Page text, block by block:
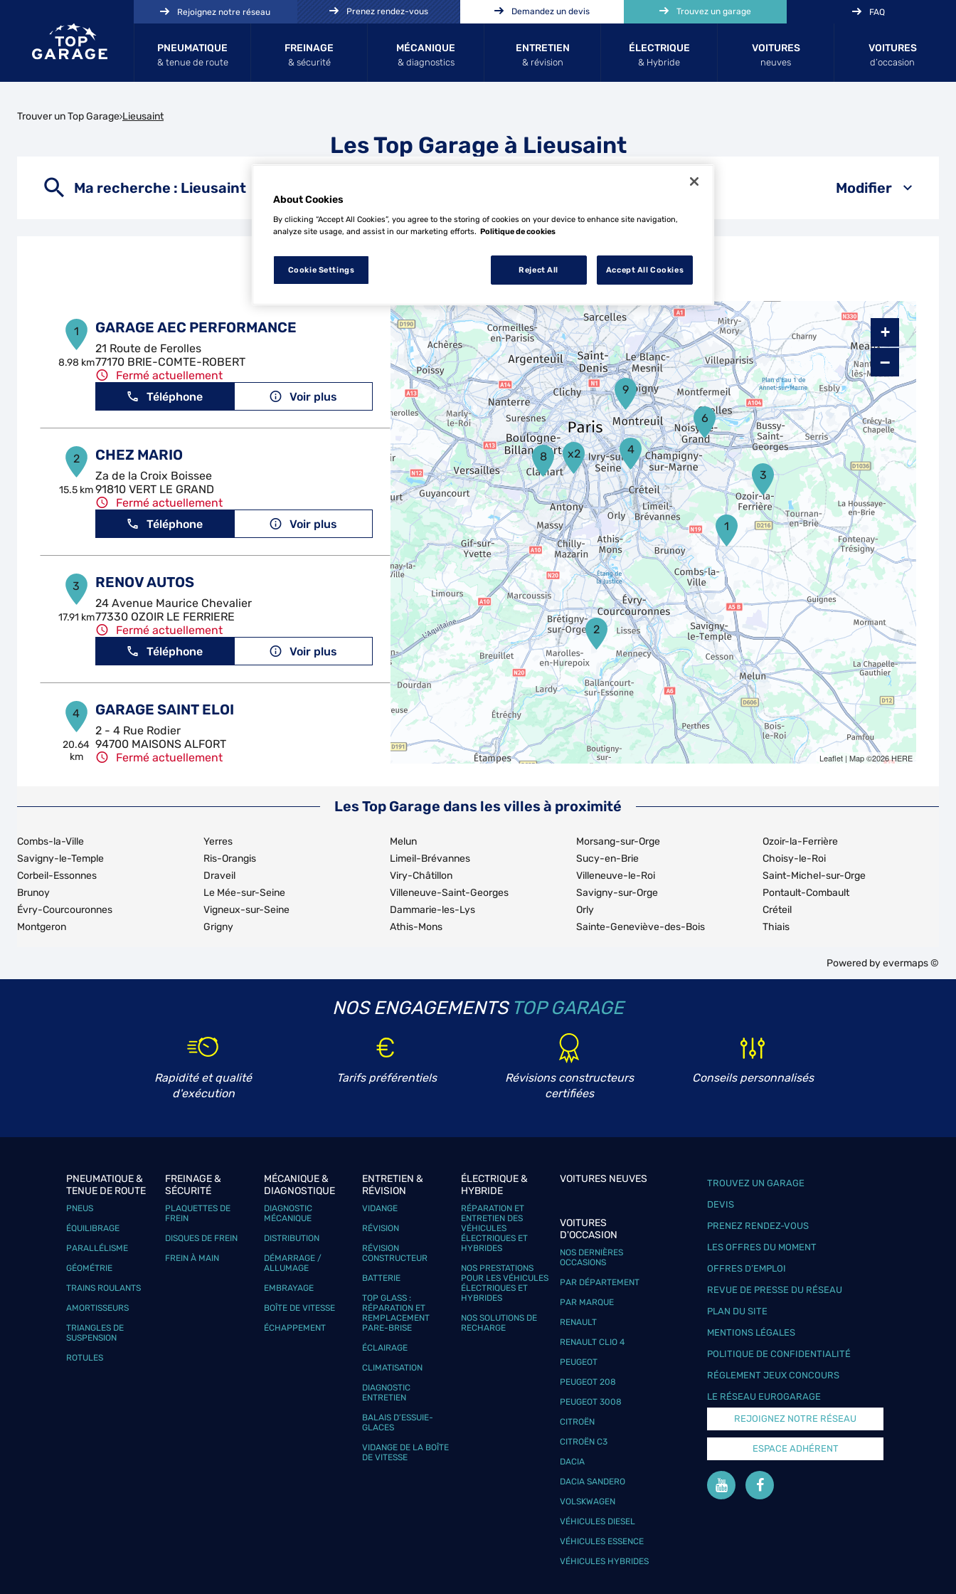
PNEUMATIQUE
& tenue de route
FREINAGE
& sécurité
MÉCANIQUE
& diagnostics
ENTRETIEN
& révision
ÉLECTRIQUE
& Hybride
VOITURES
neuves
VOITURES
d’occasion
Rejoignez notre réseau Prenez rendez-vous Demandez un devis Trouvez un garage FAQ
Trouver un Top Garage Lieusaint
Les Top Garage à Lieusaint
Ma recherche : Lieusaint Modifier
9 Top Garage à Lieusaint
1
8.98 km
GARAGE AEC PERFORMANCE
21 Route de Ferolles
77170 BRIE-COMTE-ROBERT
Fermé actuellement
Téléphone
Voir plus
2
15.5 km
CHEZ MARIO
Za de la Croix Boissee
91810 VERT LE GRAND
Fermé actuellement
Téléphone
Voir plus
3
17.91 km
RENOV AUTOS
24 Avenue Maurice Chevalier
77330 OZOIR LE FERRIERE
Fermé actuellement
Téléphone
Voir plus
4
20.64
km
GARAGE SAINT ELOI
2 - 4 Rue Rodier
94700 MAISONS ALFORT
Fermé actuellement
5
22.86
66 rue Gabriel Peri
94240 L'HAY LES ROSES
km
GARAGE AUTO PINTO SAINT JEAN
Fermé actuellement
8
27.74
km
89 B Rue Porte de Trivaux
92140 CLAMART
Voir plus
GARAGE DE BAGNOLET
2
9
8
6
4
x2
3
1
+
−
Leaflet| Map ©2026HERE
Les Top Garage dans les villes à proximité
Combs-la-Ville
Savigny-le-Temple
Corbeil-Essonnes
Brunoy
Évry-Courcouronnes
Montgeron
Yerres
Ris-Orangis
Draveil
Le Mée-sur-Seine
Vigneux-sur-Seine
Grigny
Melun
Limeil-Brévannes
Viry-Châtillon
Villeneuve-Saint-Georges
Dammarie-les-Lys
Athis-Mons
Morsang-sur-Orge
Sucy-en-Brie
Villeneuve-le-Roi
Savigny-sur-Orge
Orly
Sainte-Geneviève-des-Bois
Ozoir-la-Ferrière
Choisy-le-Roi
Saint-Michel-sur-Orge
Pontault-Combault
Créteil
Thiais
Powered byevermaps ©
NOS ENGAGEMENTS TOP GARAGE
Rapidité et qualité
d'exécution
Tarifs préférentiels
Révisions constructeurs
certifiées
Conseils personnalisés
PNEUMATIQUE &
TENUE DE ROUTE
PNEUS
ÉQUILIBRAGE
PARALLÉLISME
GÉOMÉTRIE
TRAINS ROULANTS
AMORTISSEURS
TRIANGLES DE
SUSPENSION
ROTULES
FREINAGE &
SÉCURITÉ
PLAQUETTES DE
FREIN
DISQUES DE FREIN
FREIN À MAIN
MÉCANIQUE &
DIAGNOSTIQUE
DIAGNOSTIC
MÉCANIQUE
DISTRIBUTION
DÉMARRAGE /
ALLUMAGE
EMBRAYAGE
BOÎTE DE VITESSE
ÉCHAPPEMENT
ENTRETIEN &
RÉVISION
VIDANGE
RÉVISION
RÉVISION
CONSTRUCTEUR
BATTERIE
TOP GLASS :
RÉPARATION ET
REMPLACEMENT
PARE-BRISE
ÉCLAIRAGE
CLIMATISATION
DIAGNOSTIC
ENTRETIEN
BALAIS D’ESSUIE-
GLACES
VIDANGE DE LA BOÎTE
DE VITESSE
ÉLECTRIQUE &
HYBRIDE
RÉPARATION ET
ENTRETIEN DES
VÉHICULES
ÉLECTRIQUES ET
HYBRIDES
NOS PRESTATIONS
POUR LES VÉHICULES
ÉLECTRIQUES ET
HYBRIDES
NOS SOLUTIONS DE
RECHARGE
VOITURES NEUVES
VOITURES
D'OCCASION
NOS DERNIÈRES
OCCASIONS
PAR DÉPARTEMENT
PAR MARQUE
RENAULT
RENAULT CLIO 4
PEUGEOT
PEUGEOT 208
PEUGEOT 3008
CITROËN
CITROËN C3
DACIA
DACIA SANDERO
VOLSKWAGEN
VÉHICULES DIESEL
VÉHICULES ESSENCE
VÉHICULES HYBRIDES
TROUVEZ UN GARAGE
DEVIS
PRENEZ RENDEZ-VOUS
LES OFFRES DU MOMENT
OFFRES D’EMPLOI
REVUE DE PRESSE DU RÉSEAU
PLAN DU SITE
MENTIONS LÉGALES
POLITIQUE DE CONFIDENTIALITÉ
RÉGLEMENT JEUX CONCOURS
LE RÉSEAU EUROGARAGE
REJOIGNEZ NOTRE RÉSEAU
ESPACE ADHÉRENT
About Cookies
By clicking “Accept All Cookies”, you agree to the storing of cookies on your device to enhance site navigation,
analyze site usage, and assist in our marketing efforts. Politique de cookies
Cookie Settings Reject All Accept All Cookies